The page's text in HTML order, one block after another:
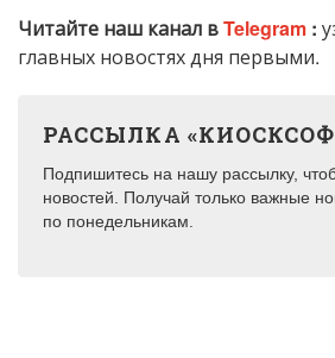
Читайте наш канал вTelegram :
главных новостях дня первыми.
РАССЫЛКА
Подпишитесь на нашу рассылку,
новостей. Получай только важные
по понедельникам.